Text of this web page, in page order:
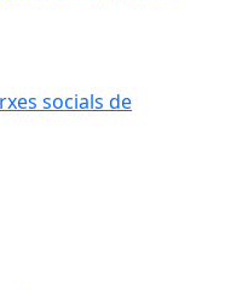
socials de